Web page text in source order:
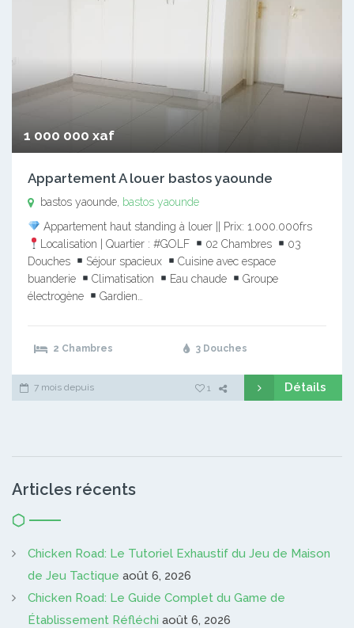
1 000 000 xaf
Appartement A louer bastos yaounde
bastos yaounde, bastos yaounde
Appartement haut standing à louer || Prix: 1.000.000frs
Localisation | Quartier : #GOLF
02 Chambres
03
Douches
Séjour spacieux
Cuisine avec espace
buanderie
Climatisation Eau chaude
Groupe
électrogène
Gardien…
2 Chambres 3 Douches
7 mois depuis 1 Détails
Articles récents
Chicken Road: Le Tutoriel Exhaustif du Jeu de Maison
de Jeu Tactique août 6, 2026
Chicken Road: Le Guide Complet du Game de
Établissement Réfléchi août 6, 2026